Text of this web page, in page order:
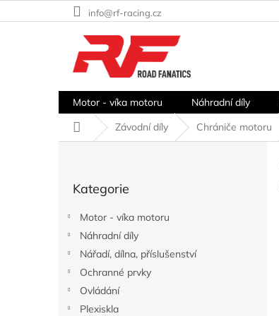
na
info@rf-racing.cz
Motor - víka motoru Náhradní díly
Domů Závodní díly Chrániče motoru
kategorie
Kategorie
Motor - víka motoru
Náhradní díly
Nářadí, dílna, příslušenství
Ochranné prvky
Ovládání
Plexiskla